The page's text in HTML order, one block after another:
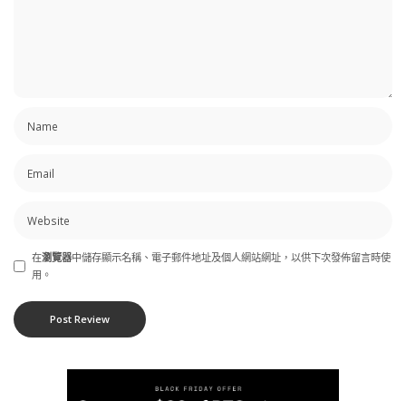
在瀏覽器中儲存顯示名稱、電子郵件地址及個人網站網址，以供下次發佈留言時使
用。